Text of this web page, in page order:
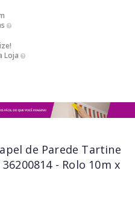
Loja
de Parede Tartine
- Rolo 10m x